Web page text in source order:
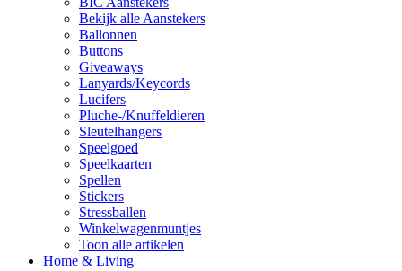
Bekijk alle Aanstekers
Ballonnen
Buttons
Giveaways
Lanyards/Keycords
Lucifers
Pluche-/Knuffeldieren
Sleutelhangers
Speelgoed
Speelkaarten
Spellen
Stickers
Stressballen
Winkelwagenmuntjes
Toon alle artikelen
Home & Living